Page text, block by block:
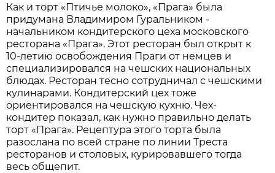
Как и торт «Птичье молоко», «Прага» была
придумана Владимиром Гуральником -
начальником кондитерского цеха московского
ресторана «Прага». Этот ресторан был открыт к
10-летию освобождения Праги от немцев и
специализировался на чешских национальных
блюдах. Ресторан тесно сотрудничал с чешскими
кулинарами. Кондитерский цех тоже
ориентировался на чешскую кухню. Чех-
кондитер показал, как нужно правильно делать
торт «Прага». Рецептура этого торта была
разослана по всей стране по линии Треста
ресторанов и столовых, курировавшего тогда
весь общепит.